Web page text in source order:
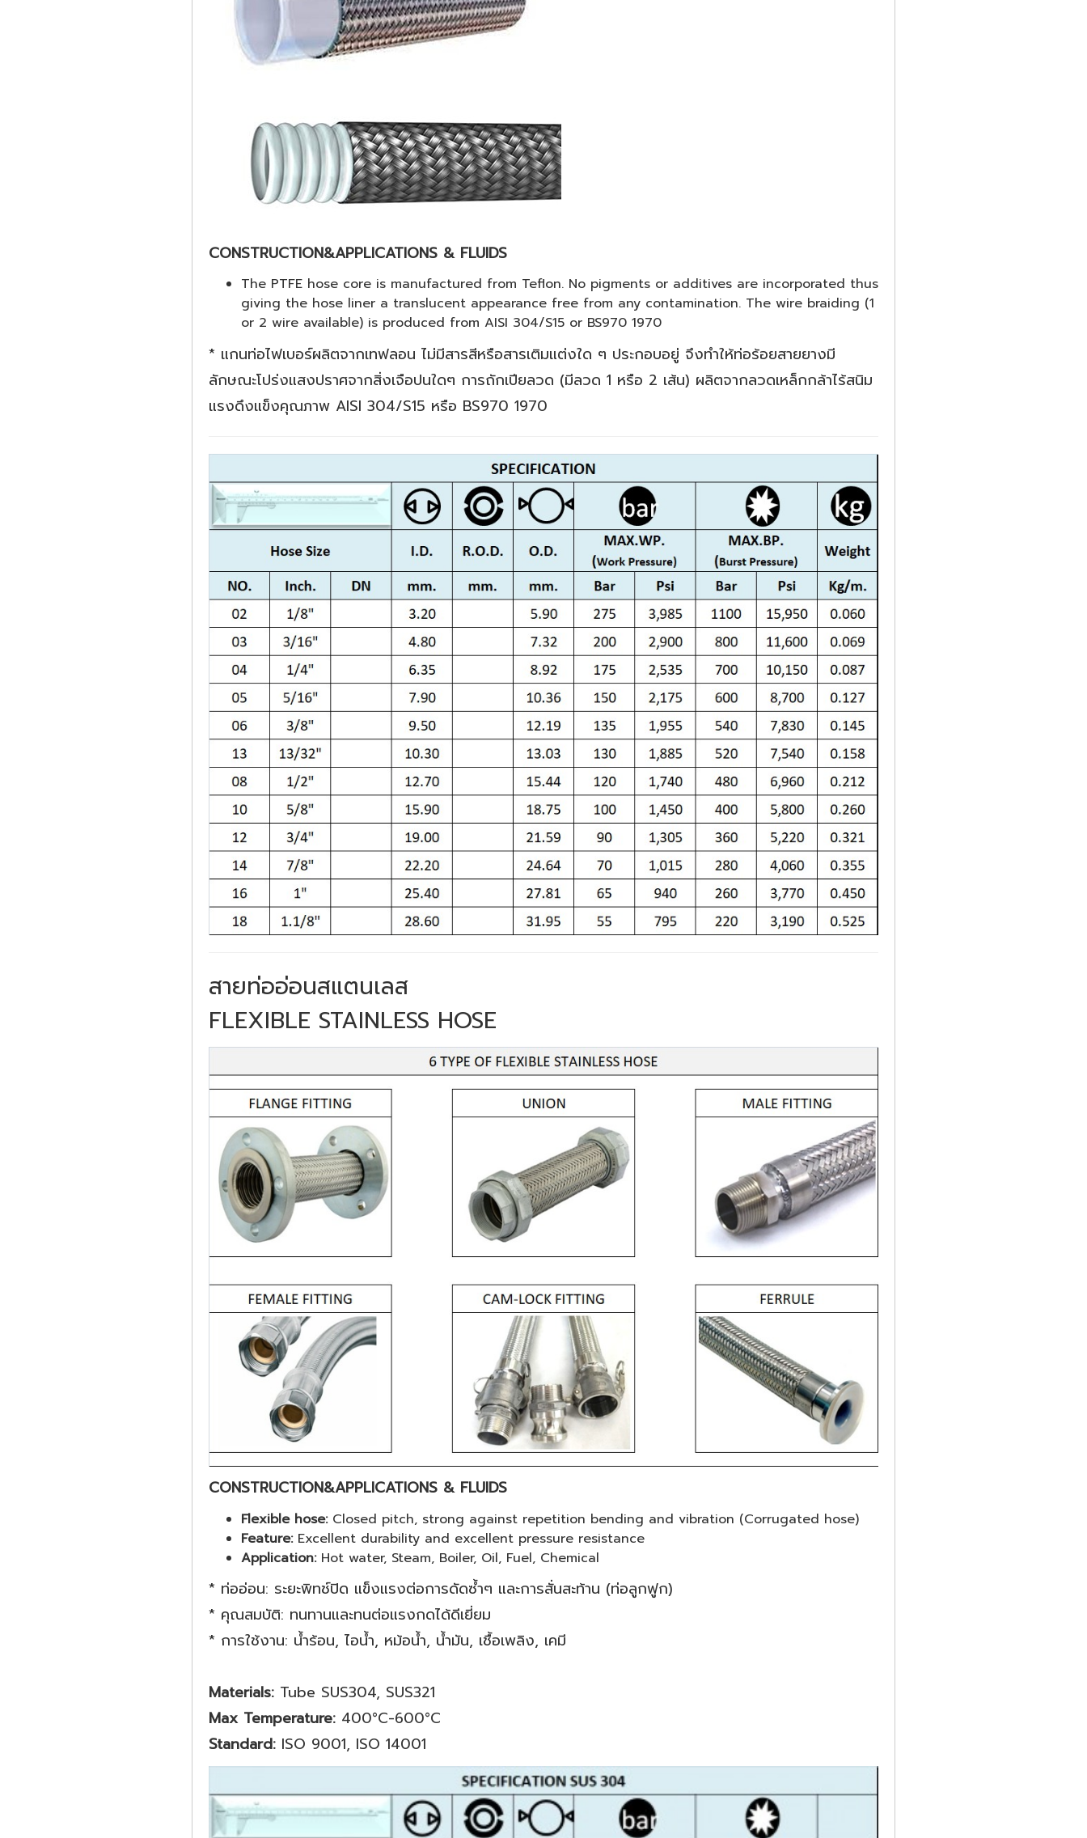
CONSTRUCTION&APPLICATIONS & FLUIDS
The PTFE hose core is manufactured from Teflon. No pigments or additives are incorporated thus
giving the hose liner a translucent appearance free from any contamination. The wire braiding (1
or 2 wire available) is produced from AISI 304/S15 or BS970 1970
* แกนท่อไฟเบอร์ผลิตจากเทฟลอน ไม่มีสารสีหรือสารเติมแต่งใด ๆ ประกอบอยู่ จึงทำให้ท่อร้อยสายยางมี
ลักษณะโปร่งแสงปราศจากสิ่งเจือปนใดๆ การถักเปียลวด (มีลวด 1 หรือ 2 เส้น) ผลิตจากลวดเหล็กกล้าไร้สนิม
แรงดึงแข็งคุณภาพ AISI 304/S15 หรือ BS970 1970
สายท่ออ่อนสแตนเลส
FLEXIBLE STAINLESS HOSE
CONSTRUCTION&APPLICATIONS & FLUIDS
Flexible hose:​Closed pitch, strong against repetition bending and vibration (Corrugated hose)
Feature:Excellent durability and excellent pressure resistance
Application: Hot water, Steam, Boiler, Oil, Fuel, Chemical
* ท่ออ่อน: ​ระยะพิทช์ปิด แข็งแรงต่อการดัดซ้ำๆ และการสั่นสะท้าน (ท่อลูกฟูก)
* คุณสมบัติ: ทนทานและทนต่อแรงกดได้ดีเยี่ยม
​* การใช้งาน: น้ำร้อน, ไอน้ำ, หม้อน้ำ, น้ำมัน, เชื้อเพลิง, เคมี
Materials: Tube SUS304, SUS321
Max Temperature: 400°C-600°C
Standard: ISO 9001, ISO 14001